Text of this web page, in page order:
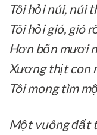
Tôi hỏi núi, núi
Tôi hỏi gió, gió
Hơn bốn mươi
Xương thịt con
Tôi mong tìm
Một vuông đất